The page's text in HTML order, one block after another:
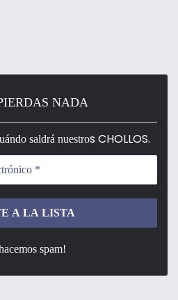
NADA
saldrá nuestros CHOLLOS.
spam!